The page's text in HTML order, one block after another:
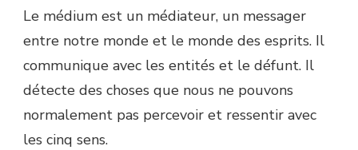
Le médium est un médiateur, un messager
entre notre monde et le monde des esprits. Il
communique avec les entités et le défunt. Il
détecte des choses que nous ne pouvons
normalement pas percevoir et ressentir avec
les cinq sens.